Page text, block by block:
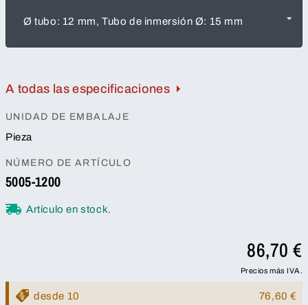
Ø tubo: 12 mm, Tubo de inmersión Ø: 15 mm
A todas las especificaciones
UNIDAD DE EMBALAJE
Pieza
NÚMERO DE ARTÍCULO
5005-1200
Artículo en stock.
86,70 €
Precios más IVA.
desde 10 76,60 €